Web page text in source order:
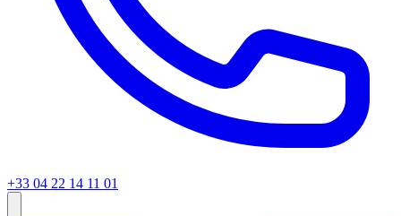
+33 04 22 14 11 01